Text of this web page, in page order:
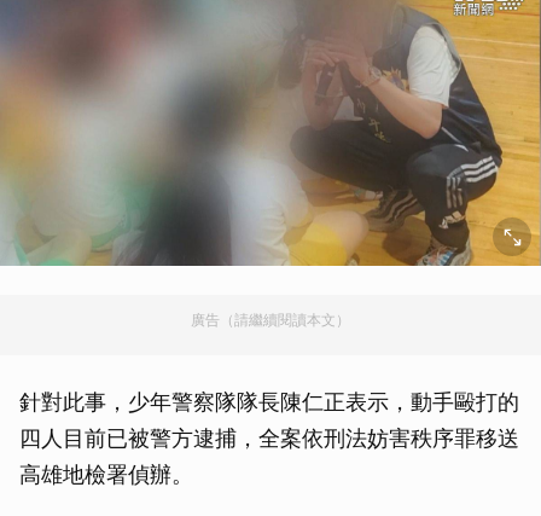
廣告（請繼續閱讀本文）
針對此事，少年警察隊隊長陳仁正表示，動手毆打的
四人目前已被警方逮捕，全案依刑法妨害秩序罪移送
高雄地檢署偵辦。